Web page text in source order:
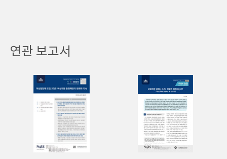
연관 보고서